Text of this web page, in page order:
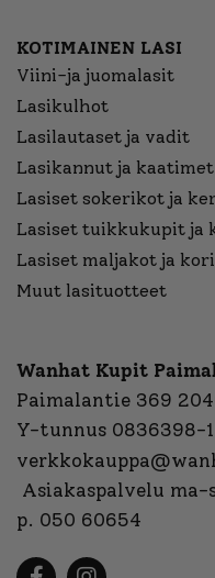
KOTIMAINEN LASI
Viini-ja juomalasit
Lasikulhot
Lasilautaset ja vadit
Lasikannut ja kaatimet
Lasiset sokerikot ja
Lasiset tuikkukupit ja
Lasiset maljakot ja
Muut lasituotteet
Wanhat Kupit
Paimalantie 369
Y-tunnus 0836398-1
Asiakaspalvelu ma-
p. 050 60654